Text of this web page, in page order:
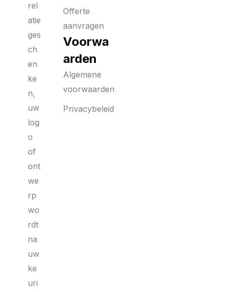
rel
atie
ges
ch
en
ke
n,
uw
log
o
of
ont
we
rp
wo
rdt
na
uw
ke
uri
Offerte
aanvragen
Voorwa
arden
Algemene
voorwaarden
Privacybeleid